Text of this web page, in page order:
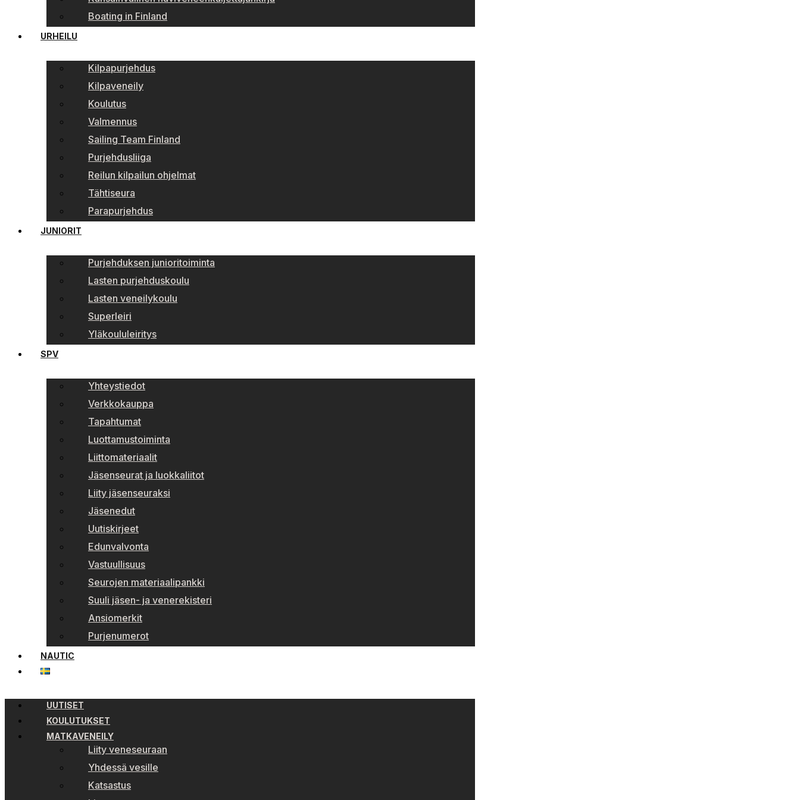
Boating in Finland
URHEILU
Kilpapurjehdus
Kilpaveneily
Koulutus
Valmennus
Sailing Team Finland
Purjehdusliiga
Reilun kilpailun ohjelmat
Tähtiseura
Parapurjehdus
JUNIORIT
Purjehduksen junioritoiminta
Lasten purjehduskoulu
Lasten veneilykoulu
Superleiri
Yläkoululeiritys
SPV
Yhteystiedot
Verkkokauppa
Tapahtumat
Luottamustoiminta
Liittomateriaalit
Jäsenseurat ja luokkaliitot
Liity jäsenseuraksi
Jäsenedut
Uutiskirjeet
Edunvalvonta
Vastuullisuus
Seurojen materiaalipankki
Suuli jäsen- ja venerekisteri
Ansiomerkit
Purjenumerot
NAUTIC
UUTISET
KOULUTUKSET
MATKAVENEILY
Liity veneseuraan
Yhdessä vesille
Katsastus